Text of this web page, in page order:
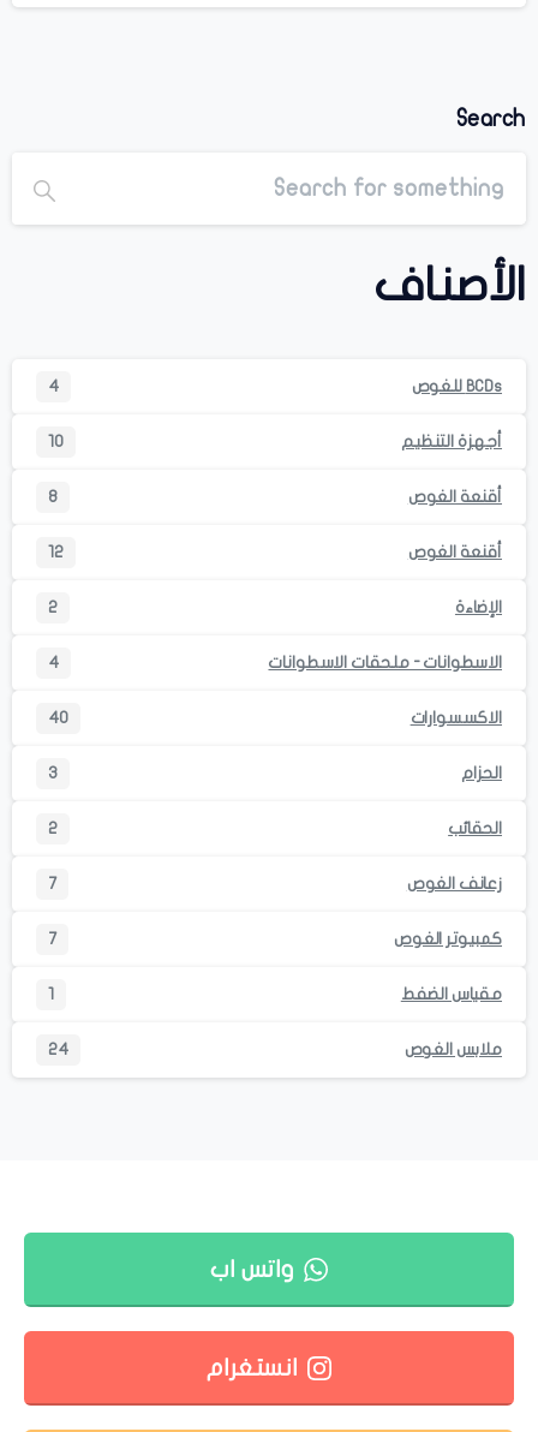
Search
الأصناف
BCDs للغوص 4
أجهزة التنظيم 10
أقنعة الغوص 8
أقنعة الغوص 12
الإضاءة 2
الاسطوانات - ملحقات الاسطوانات 4
الاكسسوارات 40
الحزام 3
الحقائب 2
زعانف الغوص 7
كمبيوتر الغوص 7
مقياس الضفط 1
ملابس الغوص 24
واتس اب
انستغرام